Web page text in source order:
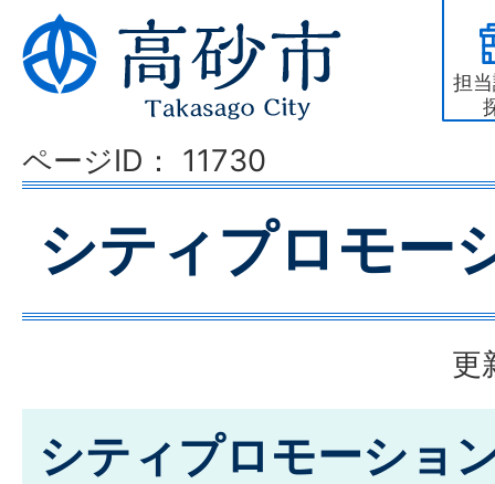
担
ページID： 11730
シティプロモー
更
シティプロモーショ